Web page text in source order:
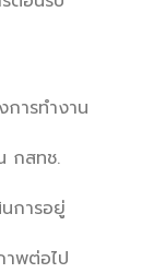
การทำงาน
กสทช.
การอยู่
าพต่อไป